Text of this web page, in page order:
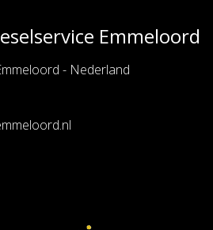
Emmeloord
- Nederland